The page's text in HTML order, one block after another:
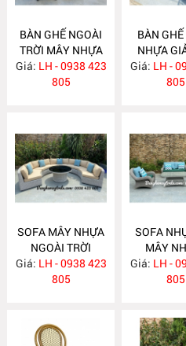
BÀN GHẾ NGOÀI
TRỜI MÂY NHỰA
NH369
Giá: LH - 0938 423
805
BÀN
NHỰA
Giá: LH -
805
SOFA MÂY NHỰA
NGOÀI TRỜI
NH365
Giá: LH - 0938 423
805
SOFA
MÂY
Giá: LH -
805